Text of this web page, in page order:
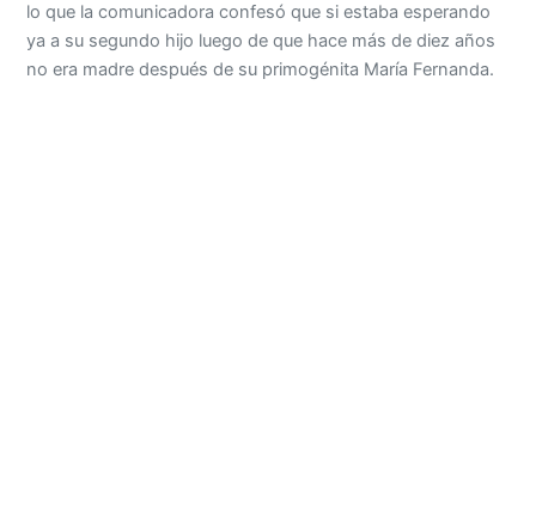
lo que la comunicadora confesó que si estaba esperando
ya a su segundo hijo luego de que hace más de diez años
no era madre después de su primogénita María Fernanda.